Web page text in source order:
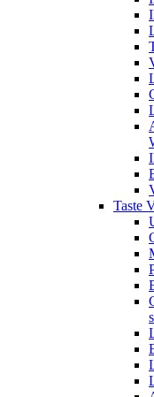
Taste